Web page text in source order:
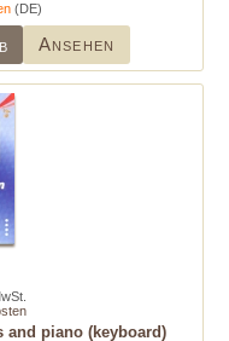
(DE)
Ansehen
and piano (keyboard)